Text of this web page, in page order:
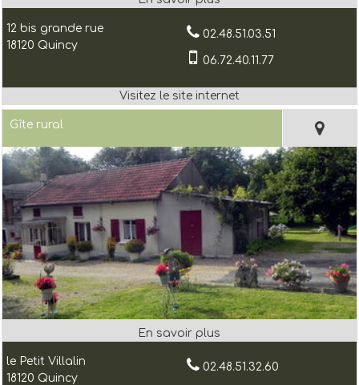
12 bis grande rue
18120 Quincy
02.48.51.03.51
06.72.40.11.77
Gîte rural
le Petit Villalin
18120 Quincy
02.48.51.32.60